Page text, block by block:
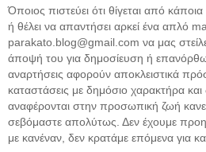
Όποιος πιστεύει ότι θίγεται από
ή θέλει να απαντήσει αρκεί ένα απλό
parakato.blog@gmail.com να μας
άποψή του για δημοσίευση ή
αναρτήσεις αφορούν αποκλειστικά
καταστάσεις με δημόσιο χαρακτήρα και
αναφέρονται στην προσωπική ζωή
σεβόμαστε απολύτως. Δεν έχουμε
με κανέναν, δεν κρατάμε επόμενα για